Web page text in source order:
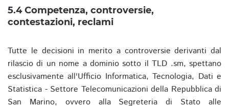
5.4 Competenza, controversie,
contestazioni, reclami
Tutte le decisioni in merito a controversie derivanti dal
rilascio di un nome a dominio sotto il TLD .sm, spettano
esclusivamente all'Ufficio Informatica, Tecnologia, Dati e
Statistica - Settore Telecomunicazioni della Repubblica di
San Marino, ovvero alla Segreteria di Stato alle